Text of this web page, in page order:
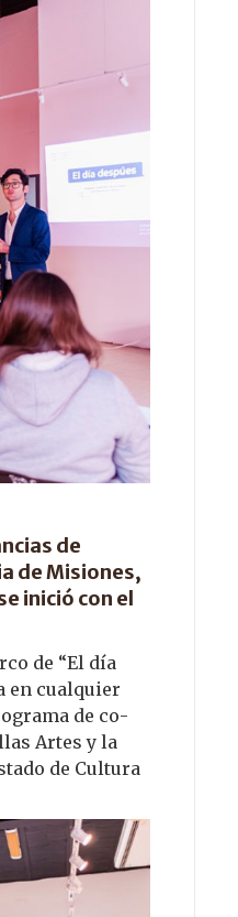
de
de Misiones,
inició con el
de “El día
en cualquier
de co-
Artes y la
de Cultura